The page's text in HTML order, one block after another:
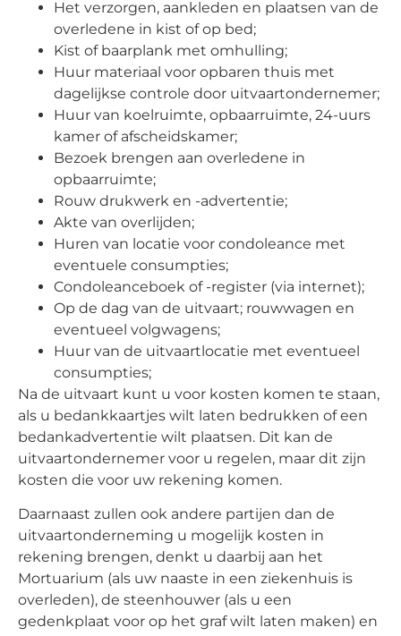
Het verzorgen, aankleden en plaatsen van de
overledene in kist of op bed;
Kist of baarplank met omhulling;
Huur materiaal voor opbaren thuis met
dagelijkse controle door uitvaartondernemer;
Huur van koelruimte, opbaarruimte, 24-uurs
kamer of afscheidskamer;
Bezoek brengen aan overledene in
opbaarruimte;
Rouw drukwerk en -advertentie;
Akte van overlijden;
Huren van locatie voor condoleance met
eventuele consumpties;
Condoleanceboek of -register (via internet);
Op de dag van de uitvaart; rouwwagen en
eventueel volgwagens;
Huur van de uitvaartlocatie met eventueel
consumpties;
Na de uitvaart kunt u voor kosten komen te staan,
als u bedankkaartjes wilt laten bedrukken of een
bedankadvertentie wilt plaatsen. Dit kan de
uitvaartondernemer voor u regelen, maar dit zijn
kosten die voor uw rekening komen.
Daarnaast zullen ook andere partijen dan de
uitvaartonderneming u mogelijk kosten in
rekening brengen, denkt u daarbij aan het
Mortuarium (als uw naaste in een ziekenhuis is
overleden), de steenhouwer (als u een
gedenkplaat voor op het graf wilt laten maken) en